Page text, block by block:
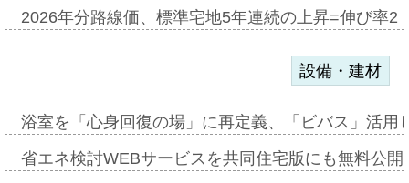
2026年分路線価、標準宅地5年連続の上昇=伸び率
設備・建材
浴室を「心身回復の場」に再定義、「ビバス」活
省エネ検討WEBサービスを共同住宅版にも無料公